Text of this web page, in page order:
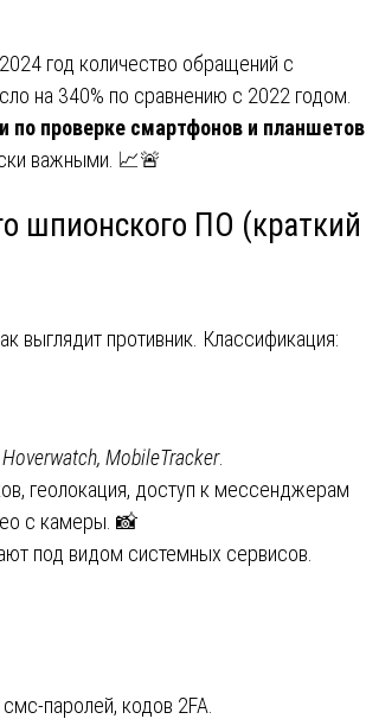
год количество обращений с
на 340% по сравнению с 2022 годом.
по проверке смартфонов и планшетов
важными. 📈🚨
шпионского ПО (краткий
выглядит противник. Классификация:
Hoverwatch, MobileTracker.
геолокация, доступ к мессенджерам
с камеры. 📸
под видом системных сервисов.
паролей, кодов 2FA.